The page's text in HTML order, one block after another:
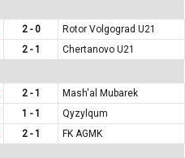
2 - 0
Rotor Volgograd U21
2 - 1
Chertanovo U21
2 - 1
Mash'al Mubarek
1 - 1
Qyzylqum
2 - 1
FK AGMK